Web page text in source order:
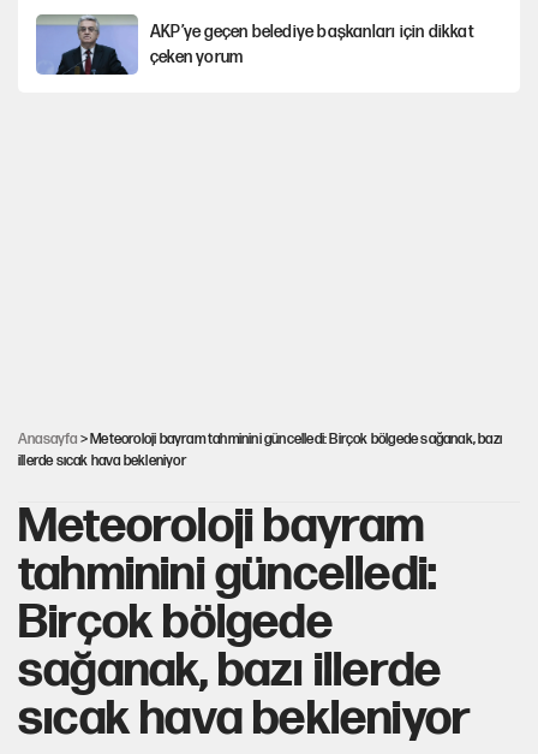
AKP’ye geçen belediye başkanları için dikkat
çeken yorum
Anasayfa > Meteoroloji bayram tahminini güncelledi: Birçok bölgede sağanak, bazı
illerde sıcak hava bekleniyor
Meteoroloji bayram
tahminini güncelledi:
Birçok bölgede
sağanak, bazı illerde
sıcak hava bekleniyor